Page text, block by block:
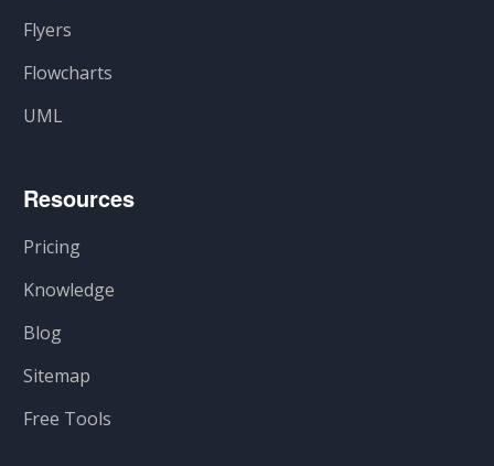
Flyers
Flowcharts
UML
Resources
Pricing
Knowledge
Blog
Sitemap
Free Tools